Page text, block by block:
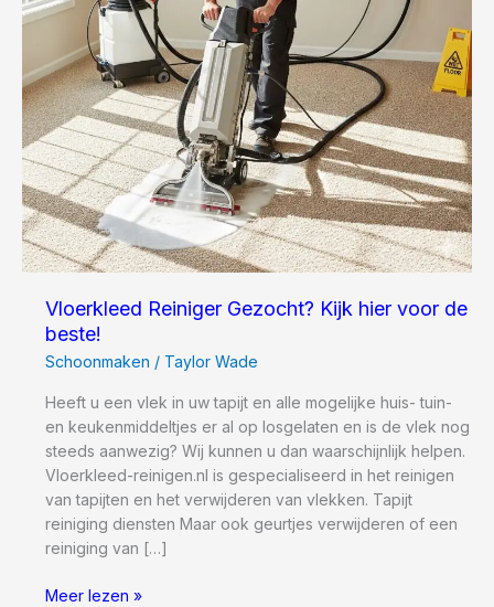
Vloerkleed Reiniger Gezocht? Kijk hier voor de
beste!
Schoonmaken / Taylor Wade
Heeft u een vlek in uw tapijt en alle mogelijke huis- tuin-
en keukenmiddeltjes er al op losgelaten en is de vlek nog
steeds aanwezig? Wij kunnen u dan waarschijnlijk helpen.
Vloerkleed-reinigen.nl is gespecialiseerd in het reinigen
van tapijten en het verwijderen van vlekken. Tapijt
reiniging diensten Maar ook geurtjes verwijderen of een
reiniging van […]
Vloerkleed
Meer lezen »